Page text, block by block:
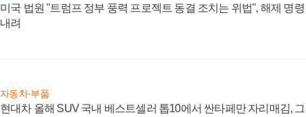
미국 법원 "트럼프 정부 풍력 프로젝트 동결 조치는 위법", 해제 명령
내려
자동차·부품
현대차 올해 SUV 국내 베스트셀러 톱10에서 싼타페만 자리매김, 그